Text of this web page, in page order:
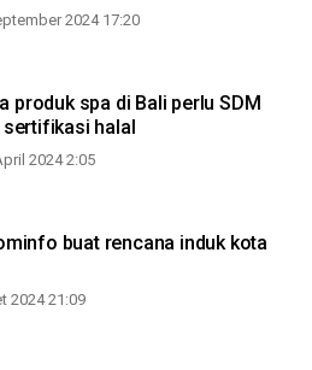
2024 17:20
produk spa di Bali perlu SDM
halal
2024 2:05
buat rencana induk kota
2024 21:09